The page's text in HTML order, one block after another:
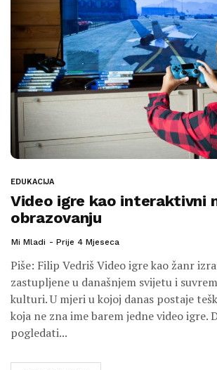
EDUKACIJA
Video igre kao interaktivni
obrazovanju
Mi Mladi Prije 4 Mjeseca
Piše: Filip Vedriš Video igre kao žanr
zastupljene u današnjem svijetu i
kulturi. U mjeri u kojoj danas postaje
koja ne zna ime barem jedne video igre.
pogledati...